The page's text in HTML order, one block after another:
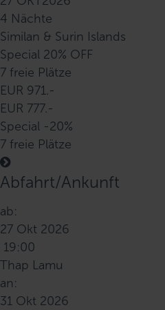
4 Nächte
Similan & Surin Islands
Special 20% OFF
7 freie Plätze
EUR 971.-
EUR 777.-
Special -20%
7 freie Plätze
Abfahrt/Ankunft
ab:
27 Okt 2026
19:00
Thap Lamu
an:
31 Okt 2026